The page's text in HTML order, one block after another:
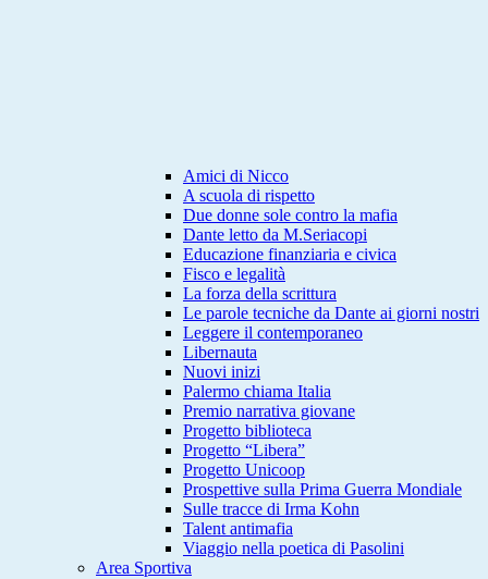
Amici di Nicco
A scuola di rispetto
Due donne sole contro la mafia
Dante letto da M.Seriacopi
Educazione finanziaria e civica
Fisco e legalità
La forza della scrittura
Le parole tecniche da Dante ai giorni nostri
Leggere il contemporaneo
Libernauta
Nuovi inizi
Palermo chiama Italia
Premio narrativa giovane
Progetto biblioteca
Progetto “Libera”
Progetto Unicoop
Prospettive sulla Prima Guerra Mondiale
Sulle tracce di Irma Kohn
Talent antimafia
Viaggio nella poetica di Pasolini
Area Sportiva